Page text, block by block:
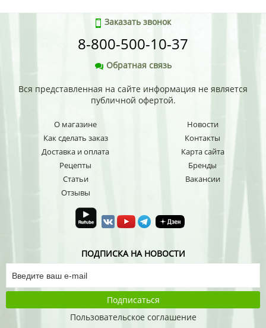
Заказать звонок
8-800-500-10-37
Обратная связь
Вся представленная на сайте информация не является
публичной офертой.
О магазине
Как сделать заказ
Доставка и оплата
Рецепты
Статьи
Отзывы
Новости
Контакты
Карта сайта
Бренды
Вакансии
ПОДПИСКА НА НОВОСТИ
Подписаться
Пользовательское соглашение